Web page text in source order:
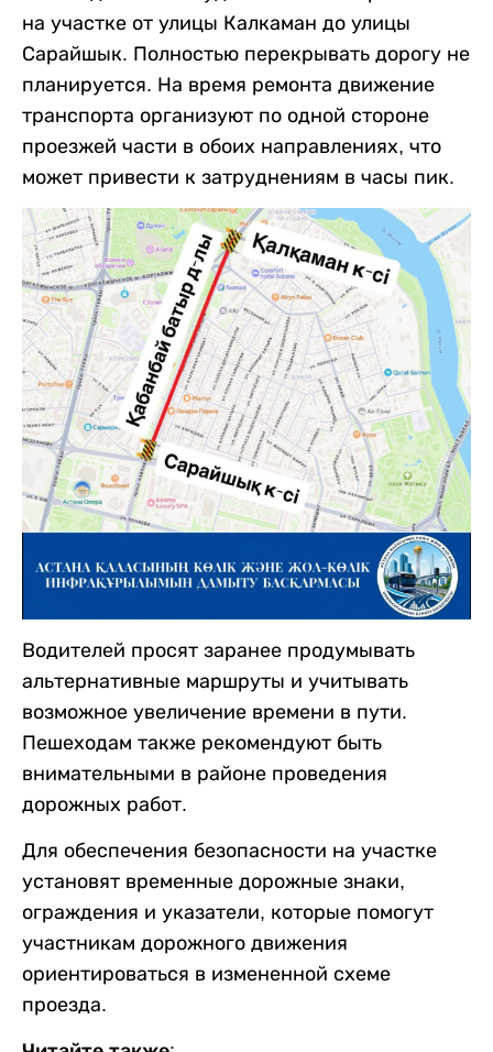
на участке от улицы Калкаман до улицы
Сарайшык. Полностью перекрывать дорогу не
планируется. На время ремонта движение
транспорта организуют по одной стороне
проезжей части в обоих направлениях, что
может привести к затруднениям в часы пик.
Водителей просят заранее продумывать
альтернативные маршруты и учитывать
возможное увеличение времени в пути.
Пешеходам также рекомендуют быть
внимательными в районе проведения
дорожных работ.
Для обеспечения безопасности на участке
установят временные дорожные знаки,
ограждения и указатели, которые помогут
участникам дорожного движения
ориентироваться в измененной схеме
проезда.